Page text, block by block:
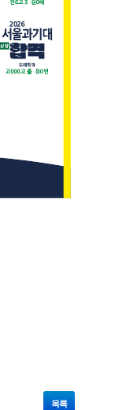
목록